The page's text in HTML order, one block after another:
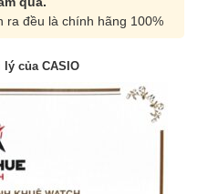
ra đều là chính hãng 100%
của CASIO